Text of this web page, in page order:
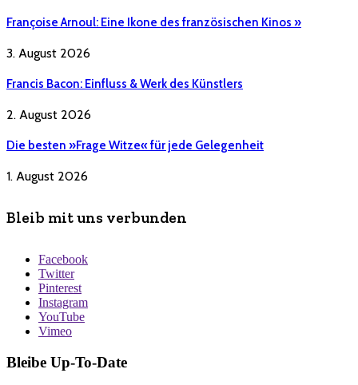
Françoise Arnoul: Eine Ikone des französischen Kinos »
3. August 2026
Francis Bacon: Einfluss & Werk des Künstlers
2. August 2026
Die besten »Frage Witze« für jede Gelegenheit
1. August 2026
Bleib mit uns verbunden
Facebook
Twitter
Pinterest
Instagram
YouTube
Vimeo
Bleibe Up-To-Date